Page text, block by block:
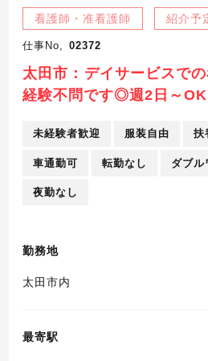
看護師・准看護師 紹介予
仕事No, 02372
太田市：デイサービスで
経験不問です◎週2日～OK
未経験者歓迎 服装自由 扶
車通勤可 転勤なし ダブル
夜勤なし
勤務地
太田市内
最寄駅